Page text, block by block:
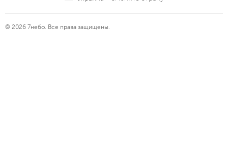
© 2026 7небо. Все права защищены.